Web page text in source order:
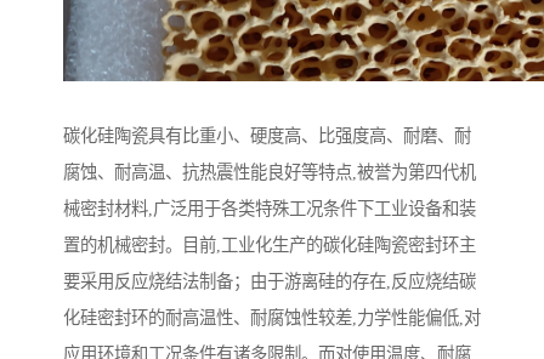
碳化硅陶瓷具有比重小、硬度高、比强度高、耐磨、耐
腐蚀、耐高温、抗热震性能良好等特点,被誉为第四代机
械密封材料,广泛用于各类特殊工况条件下工业设备和装
置的机械密封。目前,工业化生产的碳化硅陶瓷密封环主
要采用反应烧结法制备；由于游离硅的存在,反应烧结碳
化硅密封环的耐高温性、耐腐蚀性较差,力学性能偏低,对
应用环境和工况条件有诸多限制。而对使用温度、耐腐